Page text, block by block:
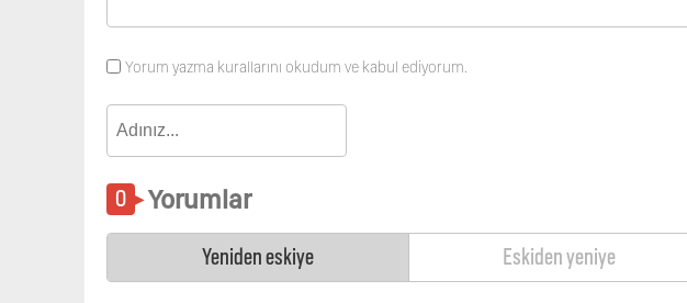
Yorum yazma kurallarını okudum ve kabul ediyorum.
Yorumlar
Yeniden eskiye Eskiden yeniye